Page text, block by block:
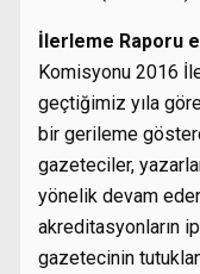
İlerleme Raporu
Komisyonu 2016
geçtiğimiz yıla
bir gerileme
gazeteciler,
yönelik devam
akreditasyonların
gazetecinin